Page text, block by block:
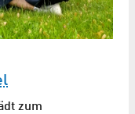
zum